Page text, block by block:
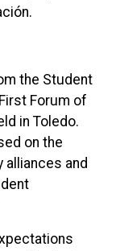
the Student
Forum of
in Toledo.
on the
and